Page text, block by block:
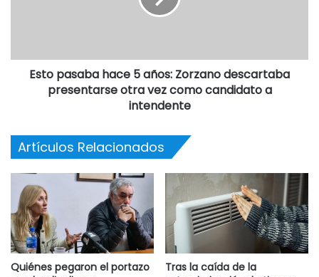
Esto pasaba hace 5 años: Zorzano descartaba
presentarse otra vez como candidato a
intendente
Artículos Relacionados
Quiénes pegaron el portazo
Tras la caída de la